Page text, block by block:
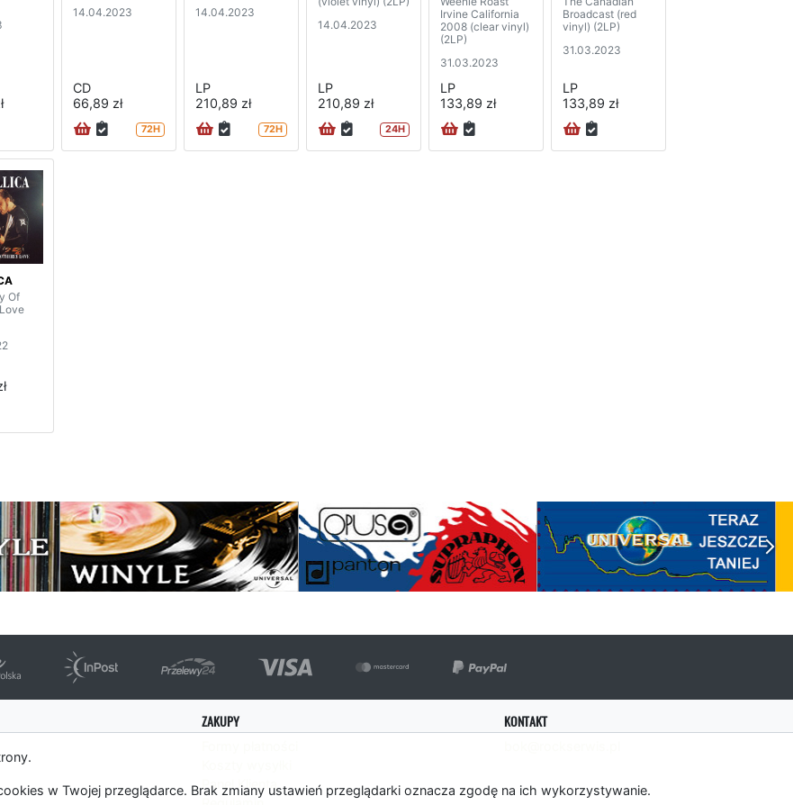
w Twojej przeglądarce. Brak zmiany ustawień przeglądarki oznacza zgodę na ich wykorzystywanie.
14.04.2023
CD
66,89 zł
72H
14.04.2023
LP
210,89 zł
72H
14.04.2023
LP
210,89 zł
24H
Irvine California
2008 (clear vinyl)
(2LP)
31.03.2023
LP
133,89 zł
Broadcast (red
vinyl) (2LP)
31.03.2023
LP
133,89 zł
Of
ZAKUPY
Panel Klienta
KONTAKT